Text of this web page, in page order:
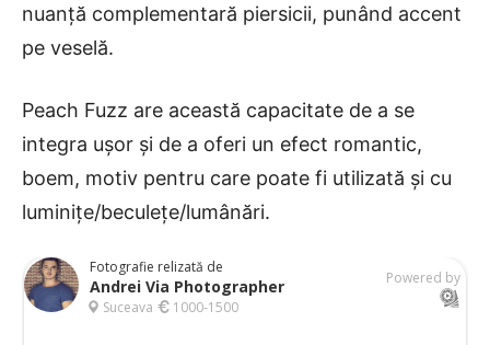
nuanță complementară piersicii, punând accent
pe veselă.
Peach Fuzz are această capacitate de a se
integra ușor și de a oferi un efect romantic,
boem, motiv pentru care poate fi utilizată și cu
luminițe/beculețe/lumânări.